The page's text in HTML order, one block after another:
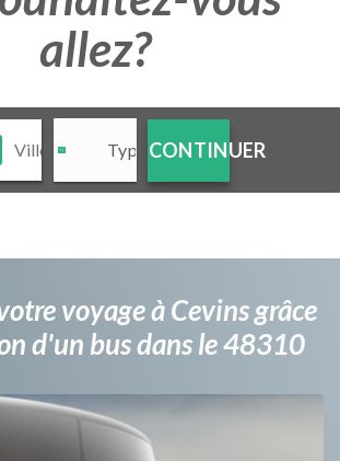
allez?
CONTINUER
voyage à Cevins grâce
d'un bus dans le 48310